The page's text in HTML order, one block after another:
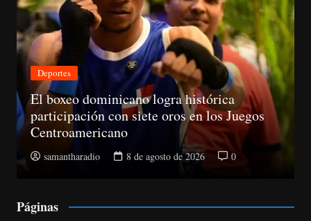
Deportes
El boxeo dominicano logra histórica
participación con siete oros en los Juegos
Centroamericano
samantharadio 8 de agosto de 2026 0
Páginas